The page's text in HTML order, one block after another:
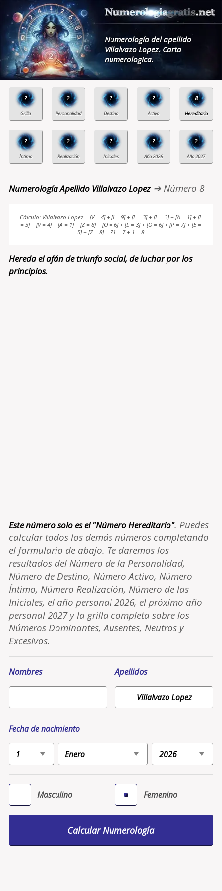
Numerología del apellido
Villalvazo Lopez. Carta
numerologica.
? ? ? ? 8
? ? ? ? ?
Numerología Apellido Villalvazo Lopez➔ Número 8
Cálculo: Villalvazo Lopez = [V = 4] + [I = 9] + [L = 3] + [L = 3] + [A = 1] + [L
= 3] + [V = 4] + [A = 1] + [Z = 8] + [O = 6] + [L = 3] + [O = 6] + [P = 7] + [E =
5] + [Z = 8] = 71 = 7 + 1 = 8
Hereda el afán de triunfo social, de luchar por los
principios.
Este número solo es el "Número Hereditario". Puedes
calcular todos los demás números completando
el formulario de abajo. Te daremos los
resultados del Número de la Personalidad,
Número de Destino, Número Activo, Número
Íntimo, Número Realización, Número de las
Iniciales, el año personal 2026, el próximo año
personal 2027 y la grilla completa sobre los
Números Dominantes, Ausentes, Neutros y
Excesivos.
Nombres Apellidos
Fecha de nacimiento
Masculino Femenino